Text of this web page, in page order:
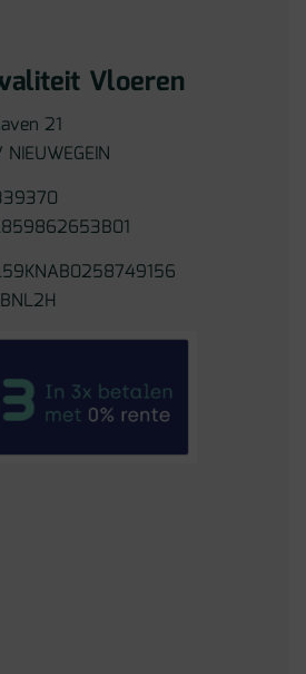
Vloeren
21